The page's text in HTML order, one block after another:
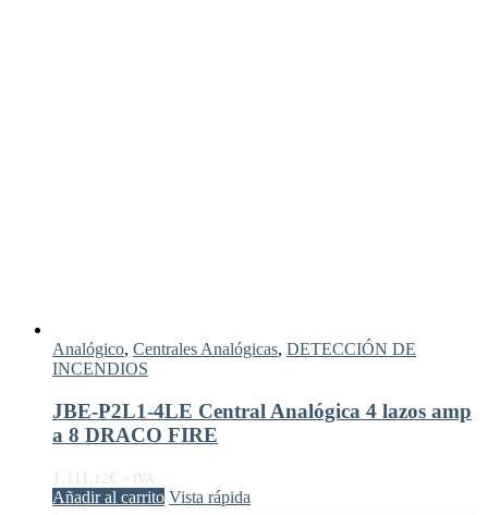
Analógico, Centrales Analógicas, DETECCIÓN DE
INCENDIOS
JBE-P2L1-4LE Central Analógica 4 lazos amp
a 8 DRACO FIRE
1.111, 12€ + IVA
Añadir al carrito Vista rápida